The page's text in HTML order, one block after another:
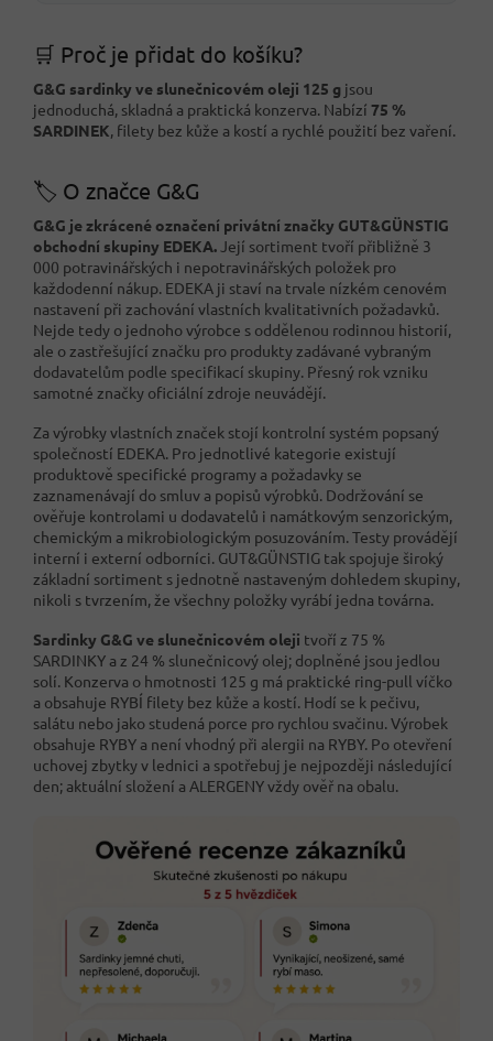
🛒 Proč je přidat do košíku?
G&G sardinky ve slunečnicovém oleji 125 g jsou
jednoduchá, skladná a praktická konzerva. Nabízí 75 %
SARDINEK, filety bez kůže a kostí a rychlé použití bez vaření.
🏷️ O značce G&G
G&G je zkrácené označení privátní značky GUT&GÜNSTIG
obchodní skupiny EDEKA.Její sortiment tvoří přibližně 3
000 potravinářských i nepotravinářských položek pro
každodenní nákup. EDEKA ji staví na trvale nízkém cenovém
nastavení při zachování vlastních kvalitativních požadavků.
Nejde tedy o jednoho výrobce s oddělenou rodinnou historií,
ale o zastřešující značku pro produkty zadávané vybraným
dodavatelům podle specifikací skupiny. Přesný rok vzniku
samotné značky oficiální zdroje neuvádějí.
Za výrobky vlastních značek stojí kontrolní systém popsaný
společností EDEKA. Pro jednotlivé kategorie existují
produktově specifické programy a požadavky se
zaznamenávají do smluv a popisů výrobků. Dodržování se
ověřuje kontrolami u dodavatelů i namátkovým senzorickým,
chemickým a mikrobiologickým posuzováním. Testy provádějí
interní i externí odborníci. GUT&GÜNSTIG tak spojuje široký
základní sortiment s jednotně nastaveným dohledem skupiny,
nikoli s tvrzením, že všechny položky vyrábí jedna továrna.
Sardinky G&G ve slunečnicovém oleji tvoří z 75 %
SARDINKY a z 24 % slunečnicový olej; doplněné jsou jedlou
solí. Konzerva o hmotnosti 125 g má praktické ring-pull víčko
a obsahuje RYBÍ filety bez kůže a kostí. Hodí se k pečivu,
salátu nebo jako studená porce pro rychlou svačinu. Výrobek
obsahuje RYBY a není vhodný při alergii na RYBY. Po otevření
uchovej zbytky v lednici a spotřebuj je nejpozději následující
den; aktuální složení a ALERGENY vždy ověř na obalu.